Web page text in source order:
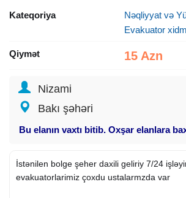
Kateqoriya
Nəqliyyat və
Evakuator
Qiymət 15 Azn
Nizami
Bakı şəhəri
Bu elanın vaxtı bitib. Oxşar elanlara
İstənilen bolge şeher daxili geliriy 7/24
evakuatorlarimiz çoxdu ustalarmzda var